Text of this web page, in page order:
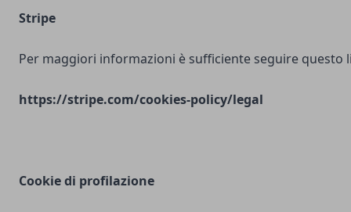
Stripe
Per maggiori informazioni è sufficiente seguire questo
https://stripe.com/cookies-policy/legal
Cookie di profilazione